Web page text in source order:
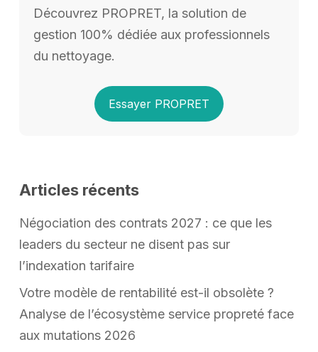
Découvrez PROPRET, la solution de
gestion 100% dédiée aux professionnels
du nettoyage.
Essayer PROPRET
Articles récents
Négociation des contrats 2027 : ce que les
leaders du secteur ne disent pas sur
l’indexation tarifaire
Votre modèle de rentabilité est-il obsolète ?
Analyse de l’écosystème service propreté face
aux mutations 2026